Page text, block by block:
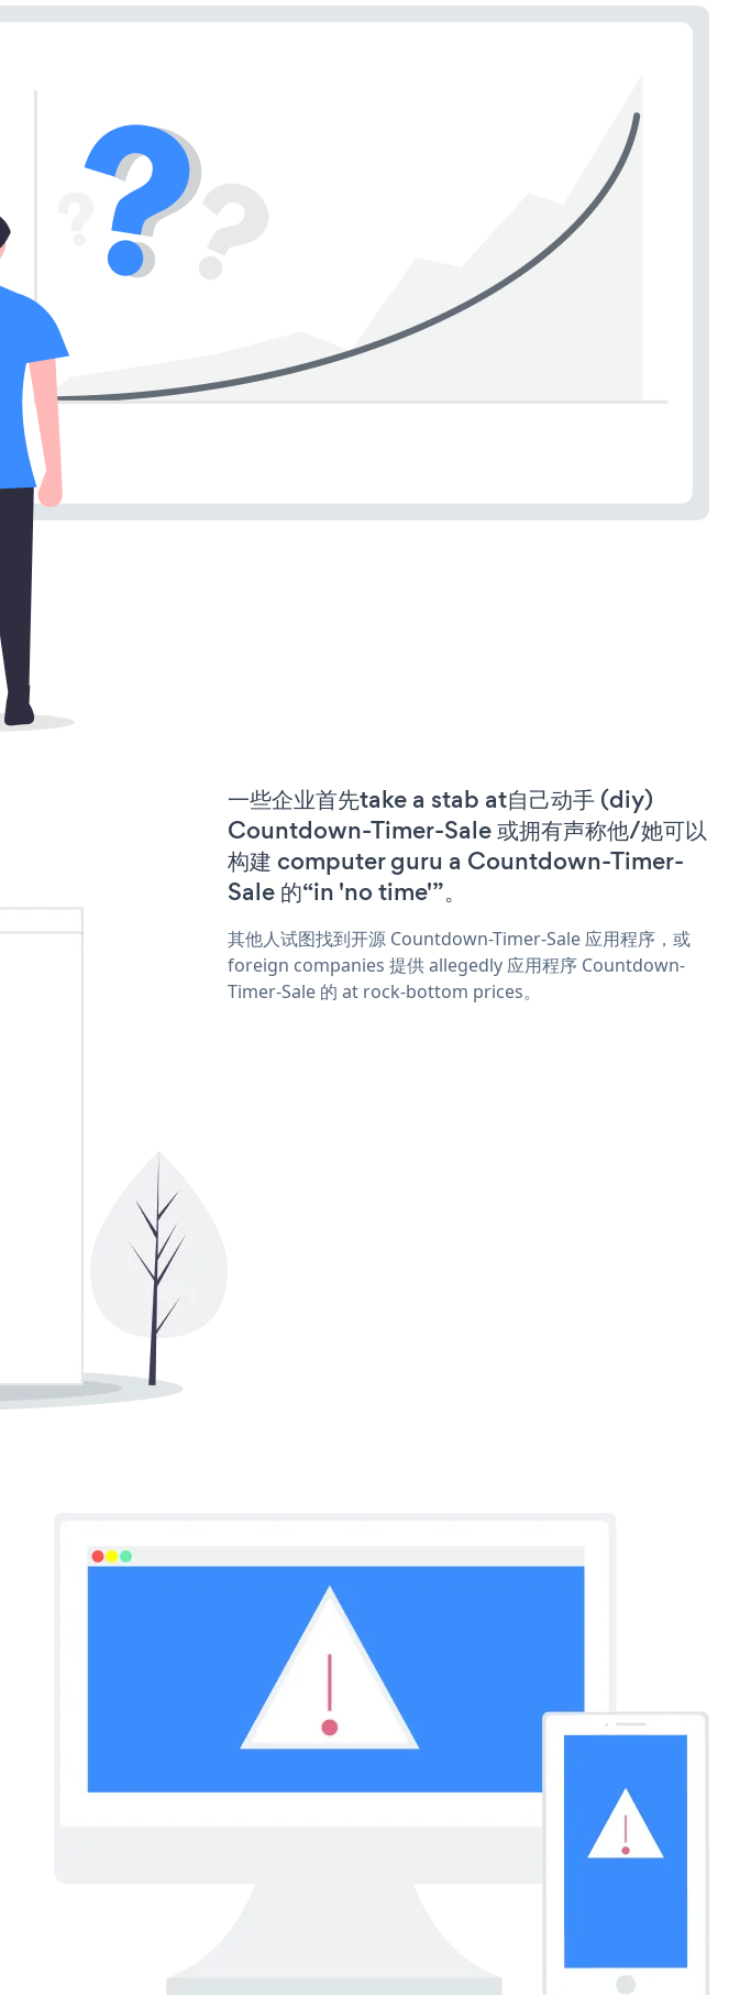
一些企业首先take a stab at自己动手 (diy)
Countdown-Timer-Sale 或拥有声称他/她可以
构建 computer guru a Countdown-Timer-
Sale 的“in 'no time'”。
其他人试图找到开源 Countdown-Timer-Sale 应用程序，或
foreign companies 提供 allegedly 应用程序 Countdown-
Timer-Sale 的 at rock-bottom prices。